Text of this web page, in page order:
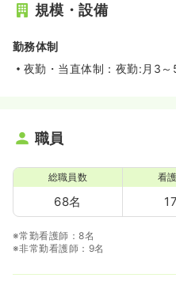
規模・設備
勤務体制
夜勤・当直体制：夜勤:月3～
職員
総職員数
68名
看
※常勤看護師：8名
※非常勤看護師：9名